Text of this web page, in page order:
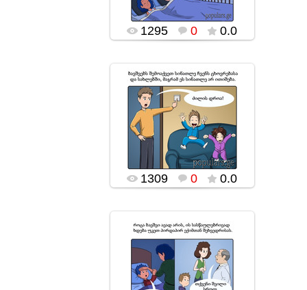
1295 0 0.0
18.11.2016
popularsge
1309 0 0.0
18.11.2016
popularsge